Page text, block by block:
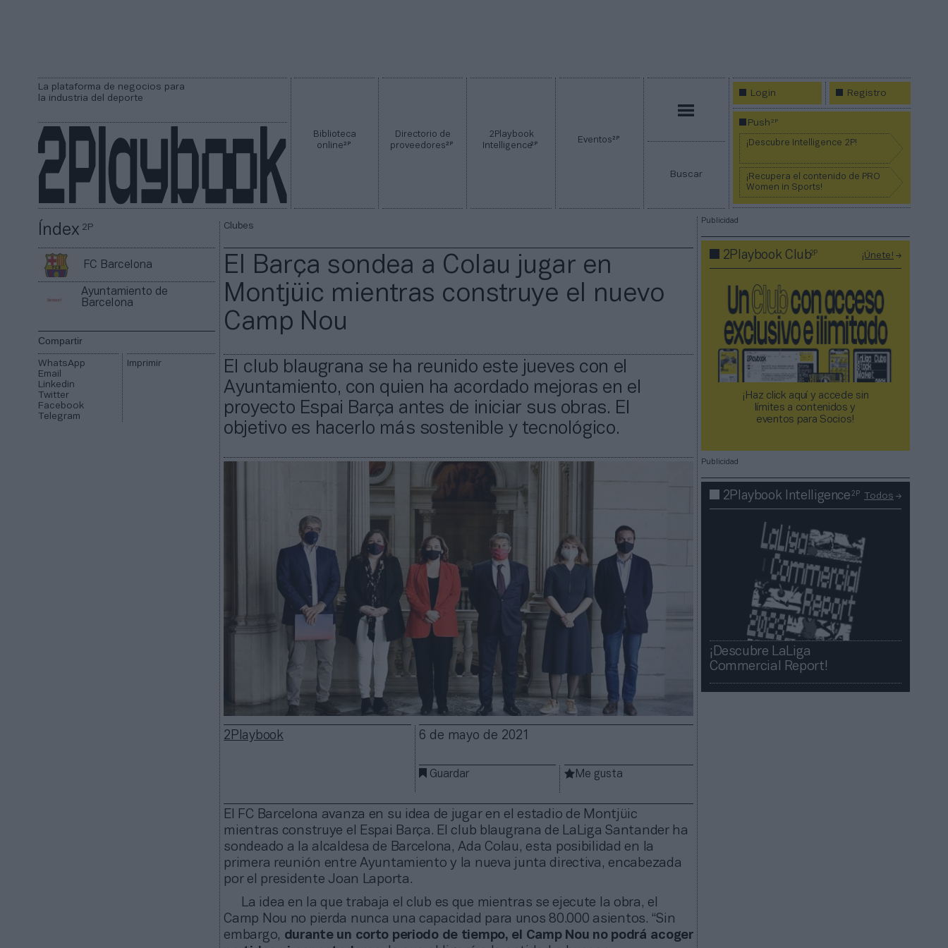
La plataforma de negocios para
la industria del deporte
Biblioteca
online2P
Directorio de
proveedores2P
2Playbook
Intelligence2P Eventos2P
Buscar
Login Registro
Push2P
¡Descubre Intelligence 2P!
¡Recupera el contenido de PRO
Women in Sports!
Índex2P
FC Barcelona
Ayuntamiento de
Barcelona
Compartir
WhatsApp
Email
Linkedin
Twitter
Facebook
Telegram
Imprimir
Clubes
El Barça sondea a Colau jugar en
Montjüic mientras construye el nuevo
Camp Nou
El club blaugrana se ha reunido este jueves con el
Ayuntamiento, con quien ha acordado mejoras en el
proyecto Espai Barça antes de iniciar sus obras. El
objetivo es hacerlo más sostenible y tecnológico.
2Playbook 6 de mayo de 2021
Guardar Me gusta
El FC Barcelona avanza en su idea de jugar en el estadio de Montjüic
mientras construye el Espai Barça. El club blaugrana de LaLiga Santander ha
sondeado a la alcaldesa de Barcelona, Ada Colau, esta posibilidad en la
primera reunión entre Ayuntamiento y la nueva junta directiva, encabezada
por el presidente Joan Laporta.
La idea en la que trabaja el club es que mientras se ejecute la obra, el
Camp Nou no pierda nunca una capacidad para unos 80.000 asientos. “Sin
embargo, durante un corto periodo de tiempo, el Camp Nou no podrá acoger
Publicidad
2Playbook Club2P ¡Únete!
¡Haz click aquí y accede sin
límites a contenidos y
eventos para Socios!​​​​​​​
Publicidad
2Playbook Intelligence2P Todos
¡Descubre LaLiga
Commercial Report!​​